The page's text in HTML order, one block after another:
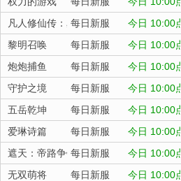
凡人修仙传：星海飞驰
每日新服
今日 10:00点
黎明召唤
每日新服
今日 10:00点
炮炮捕鱼
每日新服
今日 10:00点
守护之境
每日新服
今日 10:00点
五岳乾坤
每日新服
今日 10:00点
爱琳诗篇
每日新服
今日 10:00点
遮天：帝路争锋每日新服
今日 10:00点
无双萌将
每日新服
今日 10:00点